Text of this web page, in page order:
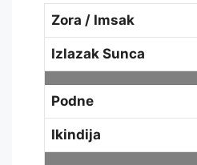
Zora / Imsak
Izlazak Sunca
Podne
Ikindija